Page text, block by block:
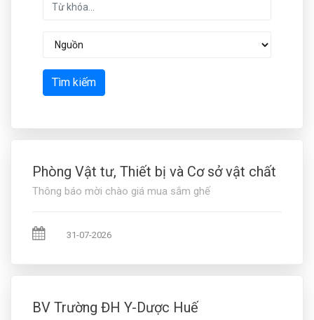
Tìm kiếm
Phòng Vật tư, Thiết bị và Cơ sở vật chất
Thông báo mời chào giá mua sắm ghế
31-07-2026
BV Trường ĐH Y-Dược Huế